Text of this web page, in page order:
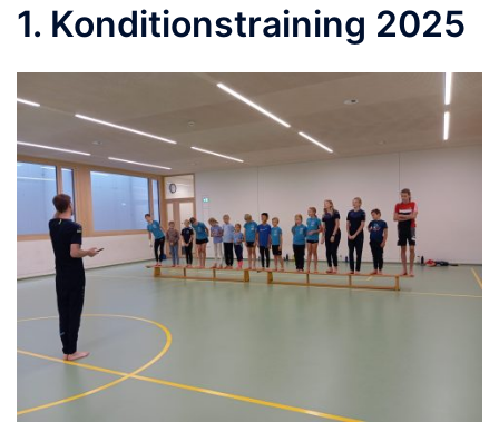
1. Konditionstraining 2025